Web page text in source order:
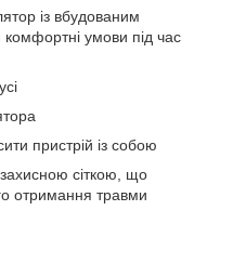
із вбудованим
умови під час
пристрій із собою
захисною сіткою, що
отримання травми